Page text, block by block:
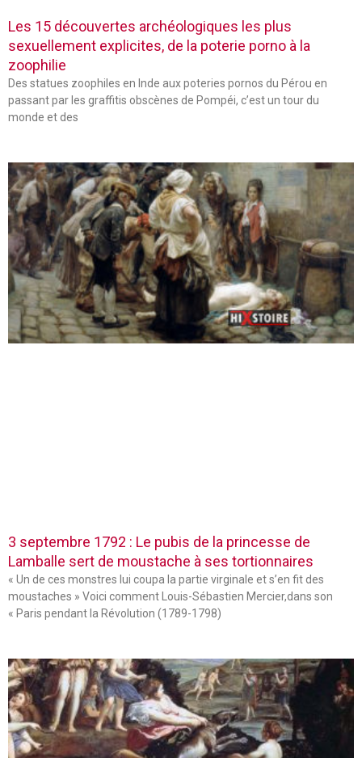
Les 15 découvertes archéologiques les plus
sexuellement explicites, de la poterie porno à la
zoophilie
Des statues zoophiles en Inde aux poteries pornos du Pérou en
passant par les graffitis obscènes de Pompéi, c’est un tour du
monde et des
3 septembre 1792 : Le pubis de la princesse de
Lamballe sert de moustache à ses tortionnaires
« Un de ces monstres lui coupa la partie virginale et s’en fit des
moustaches » Voici comment Louis-Sébastien Mercier,dans son
« Paris pendant la Révolution (1789-1798)